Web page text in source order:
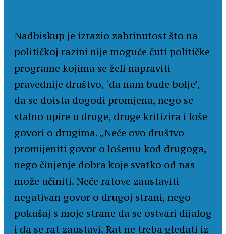
Nadbiskup je izrazio zabrinutost što na
političkoj razini nije moguće čuti političke
programe kojima se želi napraviti
pravednije društvo, ‘da nam bude bolje’,
da se doista dogodi promjena, nego se
stalno upire u druge, druge kritizira i loše
govori o drugima. „Neće ovo društvo
promijeniti govor o lošemu kod drugoga,
nego činjenje dobra koje svatko od nas
može učiniti. Neće ratove zaustaviti
negativan govor o drugoj strani, nego
pokušaj s moje strane da se ostvari dijalog
i da se rat zaustavi. Rat ne treba gledati iz